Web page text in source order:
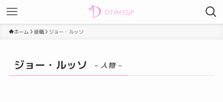
ホーム 投稿 ジョー・ルッソ
ジョー・ルッソ – 人物 –